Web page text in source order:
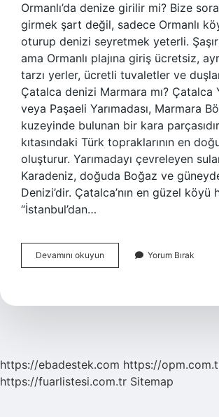
Ormanlı’da denize girilir mi? Bize
girmek şart değil, sadece Ormanlı
​​oturup denizi seyretmek yeterli.
ama Ormanlı plajına giriş ücretsiz,
tarzı yerler, ücretli tuvaletler ve
Çatalca denizi Marmara mı? Çatalca
veya Paşaeli Yarımadası, Marmara
kuzeyinde bulunan bir kara
kıtasındaki Türk topraklarının en
oluşturur. Yarımadayı çevreleyen
Karadeniz, doğuda Boğaz ve
Denizi’dir. Çatalca’nın en güzel köyü
“İstanbul’dan…
Devamını okuyun Çatalcada
Denize
Yorum Bırak
https://ebadestek.com https://
https://fuarlistesi.com.tr Sitemap